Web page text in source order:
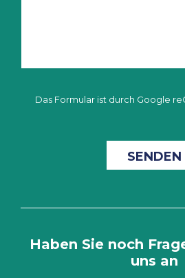
Das Formular ist durch Google
Haben Sie noch
uns an